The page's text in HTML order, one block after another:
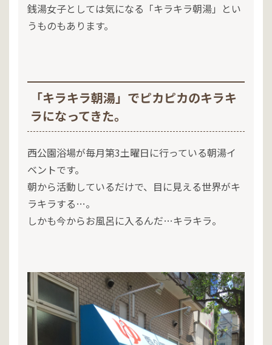
銭湯女子としては気になる「キラキラ朝湯」とい
うものもあります。
「キラキラ朝湯」でピカピカのキラキ
ラになってきた。
西公園浴場が毎月第3土曜日に行っている朝湯イ
ベントです。
朝から活動しているだけで、目に見える世界がキ
ラキラする…。
しかも今からお風呂に入るんだ…キラキラ。